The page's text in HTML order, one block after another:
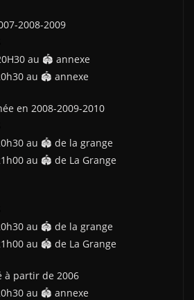
2008-2009
au 🏟 annexe
au 🏟 annexe
en 2008-2009-2010
au 🏟 de la grange
au 🏟 de La Grange
au 🏟 de la grange
au 🏟 de La Grange
à partir de 2006
au 🏟 annexe